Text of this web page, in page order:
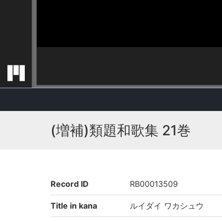
(増補)類題和歌集 21巻
Record ID RB00013509
Title in kana ルイダイ ワカシュウ